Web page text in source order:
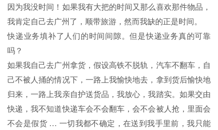
因为我没时间！如果我有大把的时间又那么喜欢那件物品，
我肯定自己去广州了，顺带旅游，然而我缺的正是时间。
快递业务填补了人们的时间间隙。但是快递业务真的可靠
吗？
如果我自己去广州拿货，假设高铁不脱轨，汽车不翻车，自
己不被人捅的情况下，一路上我愉快地去，拿到货后愉快地
归来，一路上我亲自护送货品，我放心，我踏实。如果交由
快递，我不知道快递车会不会翻车，会不会被人抢，里面会
不会是假货 … 一切我都不确定，在送到我手里前，我只能